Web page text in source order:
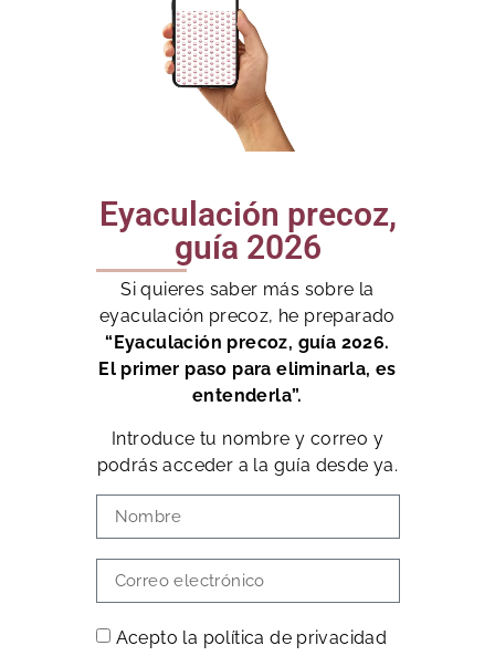
Eyaculación precoz,
guía 2026
Si quieres saber más sobre la
eyaculación precoz, he preparado
“Eyaculación precoz, guía 2026.
El primer paso para eliminarla, es
entenderla”.
Introduce tu nombre y correo y
podrás acceder a la guía desde ya.
Acepto la política de privacidad